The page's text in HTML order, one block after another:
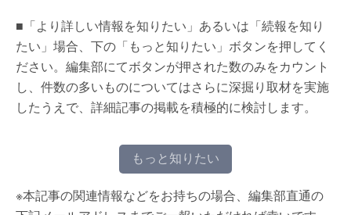
■「より詳しい情報を知りたい」あるいは「続報を知り
たい」場合、下の「もっと知りたい」ボタンを押してく
ださい。編集部にてボタンが押された数のみをカウント
し、件数の多いものについてはさらに深掘り取材を実施
したうえで、詳細記事の掲載を積極的に検討します。
もっと知りたい
※本記事の関連情報などをお持ちの場合、編集部直通の